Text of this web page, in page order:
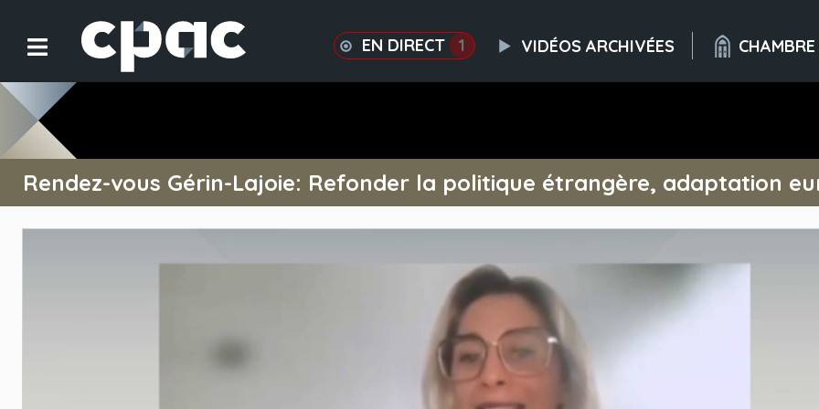
1
EN DIRECT VIDÉOS ARCHIVÉES CHAMBRE
Rendez-vous Gérin-Lajoie: Refonder la politique étrangère, adaptation